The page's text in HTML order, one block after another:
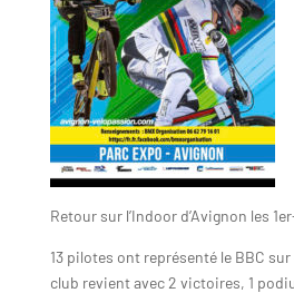
Retour sur l’Indoor d’Avignon les
13 pilotes ont représenté le BBC
club revient avec 2 victoires, 1